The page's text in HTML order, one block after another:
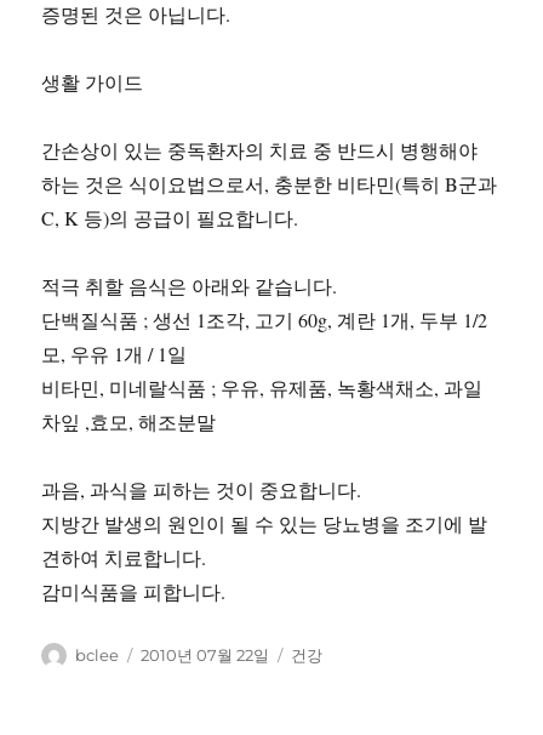
증명된 것은 아닙니다.
생활 가이드
간손상이 있는 중독환자의 치료 중 반드시 병행해야
하는 것은 식이요법으로서, 충분한 비타민(특히 B군과
C, K 등)의 공급이 필요합니다.
적극 취할 음식은 아래와 같습니다.
단백질식품 ; 생선 1조각, 고기 60g, 계란 1개, 두부 1/2
모, 우유 1개 / 1일
비타민, 미네랄식품 ; 우유, 유제품, 녹황색채소, 과일
차잎 ,효모, 해조분말
과음, 과식을 피하는 것이 중요합니다.
지방간 발생의 원인이 될 수 있는 당뇨병을 조기에 발
견하여 치료합니다.
감미식품을 피합니다.
글
bclee
작
2010년 07월 22일
카
건강